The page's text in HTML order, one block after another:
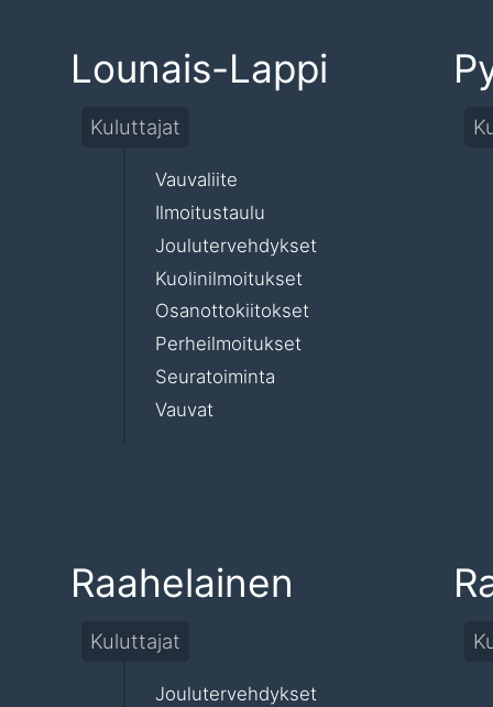
Lounais-Lappi
Kuluttajat
Vauvaliite
Ilmoitustaulu
Joulutervehdykset
Kuolinilmoitukset
Osanottokiitokset
Perheilmoitukset
Seuratoiminta
Vauvat
Raahelainen
Kuluttajat
Joulutervehdykset